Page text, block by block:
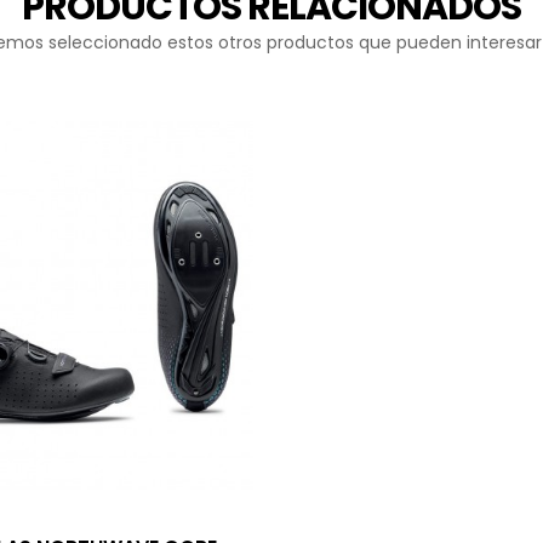
seleccionado estos otros productos que pueden